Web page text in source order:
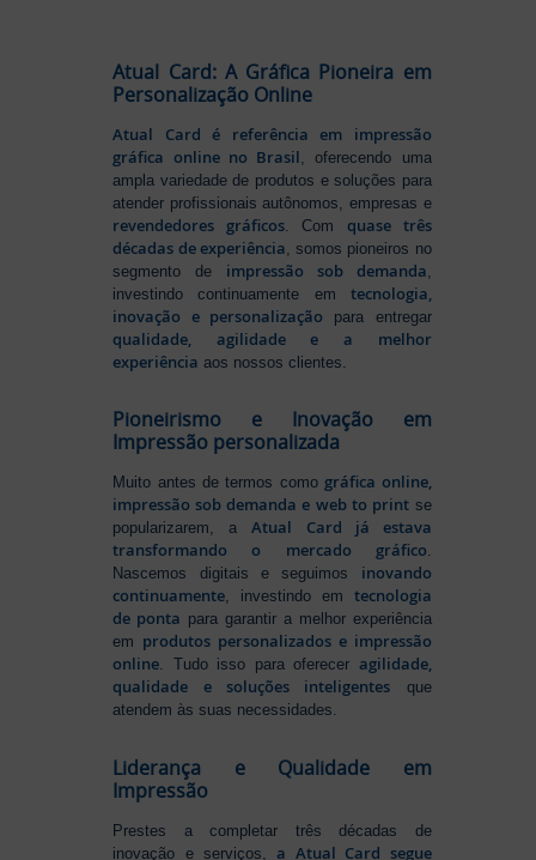
Atual Card: A Gráfica Pioneira em
Personalização Online
Atual Card é referência em impressão
gráfica online no Brasil , oferecendo uma
ampla variedade de produtos e soluções para
atender profissionais autônomos, empresas e
revendedores gráficos. Comquase três
décadas de experiência , somos pioneiros no
segmento de impressão sob demanda
investindo continuamente em tecnologia,
inovação e personalização para entregar
qualidade, agilidade e a melhor
experiência aos nossos clientes.
Pioneirismo e Inovação em
Impressão personalizada
Muito antes de termos como gráfica online,
impressão sob demanda e web to printse
popularizarem, aAtual Card já estava
transformando o mercado gráfico.
Nascemos digitais e seguimos inovando
continuamente, investindo em tecnologia
de ponta para garantir a melhor experiência
em produtos personalizados e impressão
online. Tudo isso para oferecer agilidade,
qualidade e soluções inteligentes que
atendem às suas necessidades.
Liderança e Qualidade em
Impressão
Prestes a completar três décadas de
inovação e serviços,a Atual Card segue